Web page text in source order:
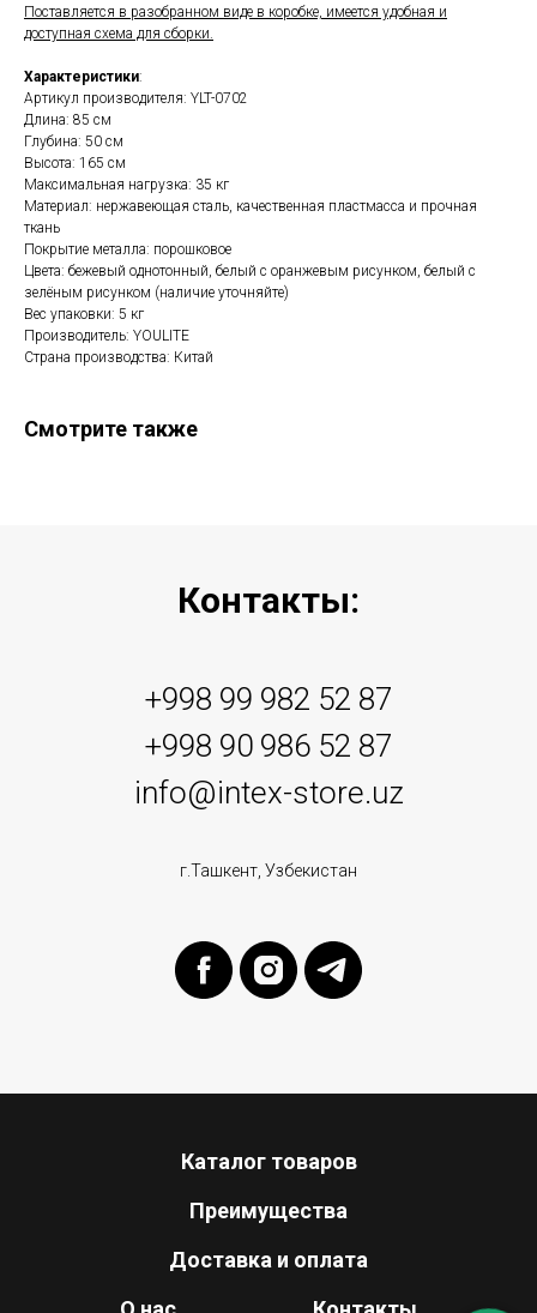
Поставляется в разобранном виде в коробке, имеется удобная и
доступная схема для сборки.
Характеристики:
Артикул производителя: YLT-0702
Длина: 85 см
Глубина: 50 см
Высота: 165 см
Максимальная нагрузка: 35 кг
Материал: нержавеющая сталь, качественная пластмасса и прочная
ткань
Покрытие металла: порошковое
Цвета: бежевый однотонный, белый с оранжевым рисунком, белый с
зелёным рисунком (наличие уточняйте)
Вес упаковки: 5 кг
Производитель: YOULITE
Страна производства: Китай
Смотрите также
Контакты:
+998 99 982 52 87
+998 90 986 52 87
info@intex-store.uz
г.Ташкент, Узбекистан
Каталог товаров
Преимущества
Доставка и оплата